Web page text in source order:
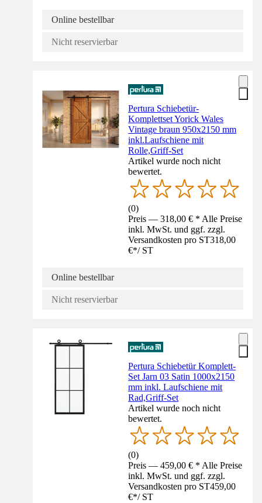
Online bestellbar
Nicht reservierbar
Pertura Schiebetür-
Komplettset Yorick Wales
Vintage braun 950x2150 mm
inkl.Laufschiene mit
Rolle,Griff-Set
Artikel wurde noch nicht
bewertet.
(0)
Preis — 318,00 € * Alle Preise
inkl. MwSt. und ggf. zzgl.
Versandkosten pro ST318,00
€*/ ST
Online bestellbar
Nicht reservierbar
Pertura Schiebetür Komplett-
Set Jarn 03 Satin 1000x2150
mm inkl. Laufschiene mit
Rad,Griff-Set
Artikel wurde noch nicht
bewertet.
(0)
Preis — 459,00 € * Alle Preise
inkl. MwSt. und ggf. zzgl.
Versandkosten pro ST459,00
€*/ ST